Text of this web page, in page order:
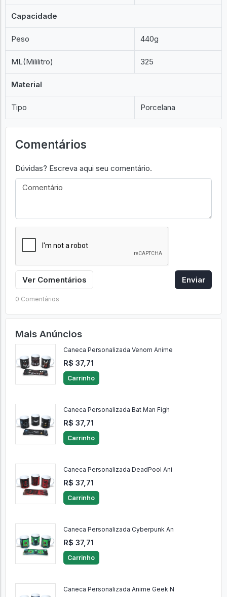
Capacidade
Peso 440g
ML(Mililitro) 325
Material
Tipo Porcelana
Comentários
Dúvidas? Escreva aqui seu comentário.
Ver Comentários Enviar
0 Comentários
Mais Anúncios
Caneca Personalizada Venom Anime
R$ 37,71
Carrinho
Caneca Personalizada Bat Man Figh
R$ 37,71
Carrinho
Caneca Personalizada DeadPool Ani
R$ 37,71
Carrinho
Caneca Personalizada Cyberpunk An
R$ 37,71
Carrinho
Caneca Personalizada Anime Geek N